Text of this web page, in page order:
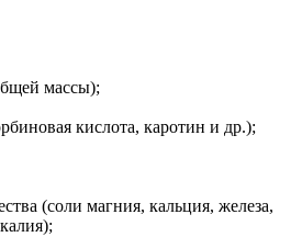
массы);
кислота, каротин и др.);
(соли магния, кальция, железа,